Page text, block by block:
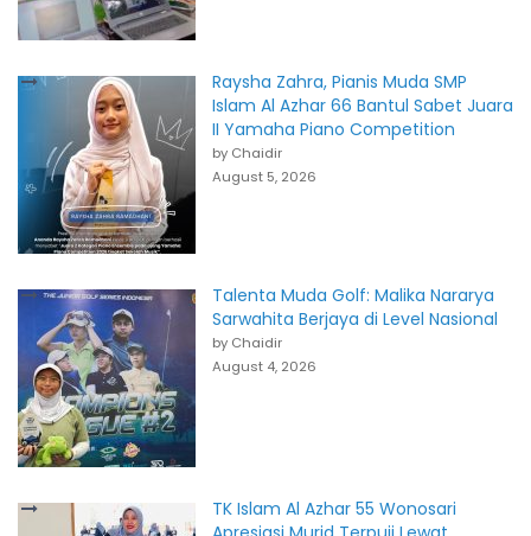
Raysha Zahra, Pianis Muda SMP
Islam Al Azhar 66 Bantul Sabet Juara
II Yamaha Piano Competition
by Chaidir
August 5, 2026
Talenta Muda Golf: Malika Nararya
Sarwahita Berjaya di Level Nasional
by Chaidir
August 4, 2026
TK Islam Al Azhar 55 Wonosari